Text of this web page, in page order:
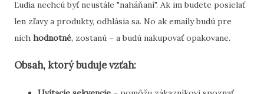
Ľudia nechcú byť neustále "naháňaní". Ak im budete posielať
len zľavy a produkty, odhlásia sa. No ak emaily budú pre
nich hodnotné, zostanú – a budú nakupovať opakovane.
Obsah, ktorý buduje vzťah: